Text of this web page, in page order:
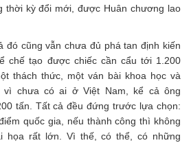
thời kỳ đổi mới, được Huân chương lao
đó cũng vẫn chưa đủ phá tan định kiến
chế tạo được chiếc cần cẩu tới 1.200
thách thức, một ván bài khoa học và
vì chưa có ai ở Việt Nam, kể cả ông
tấn. Tất cả đều đứng trước lựa chọn:
quốc gia, nếu thành công thì không
họa rất lớn. Vì thế, có thể, có những